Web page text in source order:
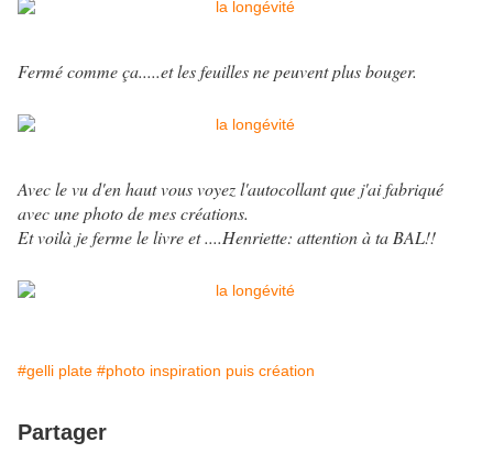
Fermé comme ça.....et les feuilles ne peuvent plus bouger.
Avec le vu d'en haut vous voyez l'autocollant que j'ai fabriqué
avec une photo de mes créations.
Et voilà je ferme le livre et ....Henriette: attention à ta BAL!!
#gelli plate #photo inspiration puis création
Partager